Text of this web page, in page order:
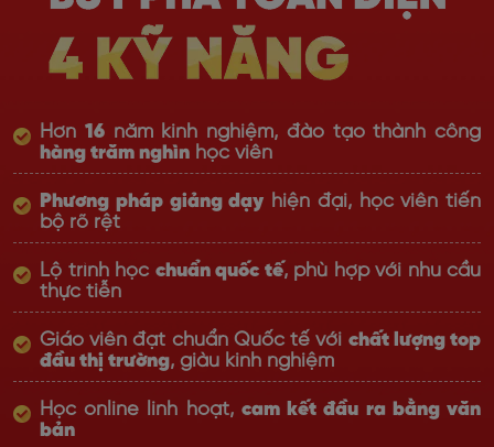
Hơn 16năm kinh nghiệm, đào tạo thành công
hàng trăm nghìn học viên
Phương pháp giảng dạy hiện đại, học viên tiến
bộ rõ rệt
Lộ trình học chuẩn quốc tế, phù hợp với nhu cầu
thực tiễn
Giáo viên đạt chuẩn Quốc tế với chất lượng top
đầu thị trường, giàu kinh nghiệm
Học online linh hoạt, cam kết đầu ra bằng văn
bản